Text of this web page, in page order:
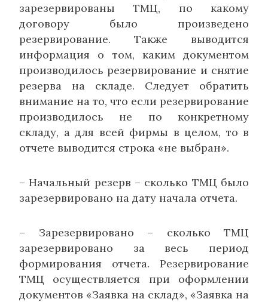
зарезервированы ТМЦ, по какому
договору было произведено
резервирование. Также выводится
информация о том, каким документом
производилось резервирование и снятие
резерва на складе. Следует обратить
внимание на то, что если резервирование
производилось не по конкретному
складу, а для всей фирмы в целом, то в
отчете выводится строка «не выбран».
– Начальный резерв – сколько ТМЦ было
зарезервировано на дату начала отчета.
– Зарезервировано – сколько ТМЦ
зарезервировано за весь период
формирования отчета. Резервирование
ТМЦ осуществляется при оформлении
документов «Заявка на склад», «Заявка на